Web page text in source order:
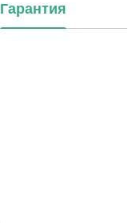
Гарантия